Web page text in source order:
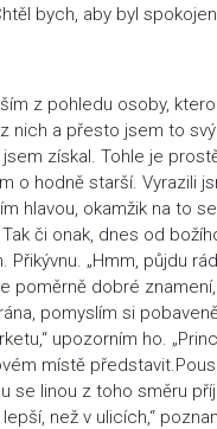
bych, aby byl
z pohledu osoby,
nich a přesto jsem to
získal. Tohle je
o hodně starší. Vyrazili
hlavou, okamžik na to
či onak, dnes od
„Hmm, půjdu
poměrně dobré
pomyslím si
upozorním ho.
místě
se linou z toho směru
než v ulicích,“